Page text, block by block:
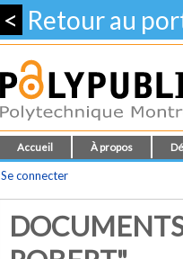
< Retour au
Accueil À propos
Se connecter